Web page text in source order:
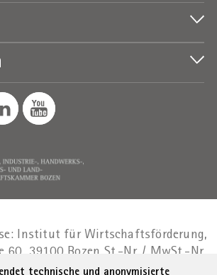
Institut für Wirtschaftsförderung,
60, 39100 Bozen St.-Nr. / MwSt.-Nr.
|administration-